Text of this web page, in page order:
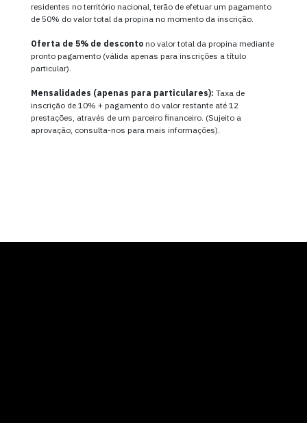
residentes no território nacional, terão de efetuar um pagamento
de 50% do valor total da propina no momento da inscrição.
Oferta de 5% de desconto no valor total da propina mediante
pronto pagamento (válida apenas para inscrições a título
particular).
Mensalidades (apenas para particulares): Taxa de
inscrição de 10% + pagamento do valor restante até 12
prestações, através de um parceiro financeiro. (Sujeito a
aprovação, consulta-nos para mais informações).